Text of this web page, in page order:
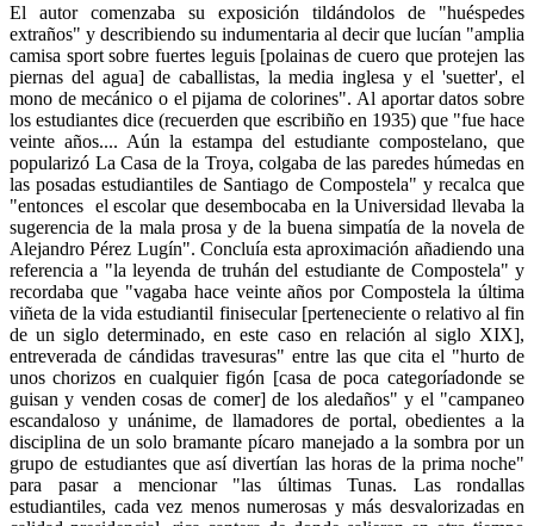
El autor comenzaba su exposición tildándolos de "huéspedes
extraños" y describiendo su indumentaria al decir que lucían "amplia
camisa sport sobre fuertes leguis [polainas de cuero que protejen las
piernas del agua] de caballistas, la media inglesa y el 'suetter', el
mono de mecánico o el pijama de colorines". Al aportar datos sobre
los estudiantes dice (recuerden que escribiño en 1935) que "fue hace
veinte años.... Aún la estampa del estudiante compostelano, que
popularizó La Casa de la Troya, colgaba de las paredes húmedas en
las posadas estudiantiles de Santiago de Compostela" y recalca que
"entonces el escolar que desembocaba en la Universidad llevaba la
sugerencia de la mala prosa y de la buena simpatía de la novela de
Alejandro Pérez Lugín". Concluía esta aproximación añadiendo una
referencia a "la leyenda de truhán del estudiante de Compostela" y
recordaba que "vagaba hace veinte años por Compostela la última
viñeta de la vida estudiantil finisecular [perteneciente o relativo al fin
de un siglo determinado, en este caso en relación al siglo XIX],
entreverada de cándidas travesuras" entre las que cita el "hurto de
unos chorizos en cualquier figón [casa de poca categoríadonde se
guisan y venden cosas de comer] de los aledaños" y el "campaneo
escandaloso y unánime, de llamadores de portal, obedientes a la
disciplina de un solo bramante pícaro manejado a la sombra por un
grupo de estudiantes que así divertían las horas de la prima noche"
para pasar a mencionar "las últimas Tunas. Las rondallas
estudiantiles, cada vez menos numerosas y más desvalorizadas en